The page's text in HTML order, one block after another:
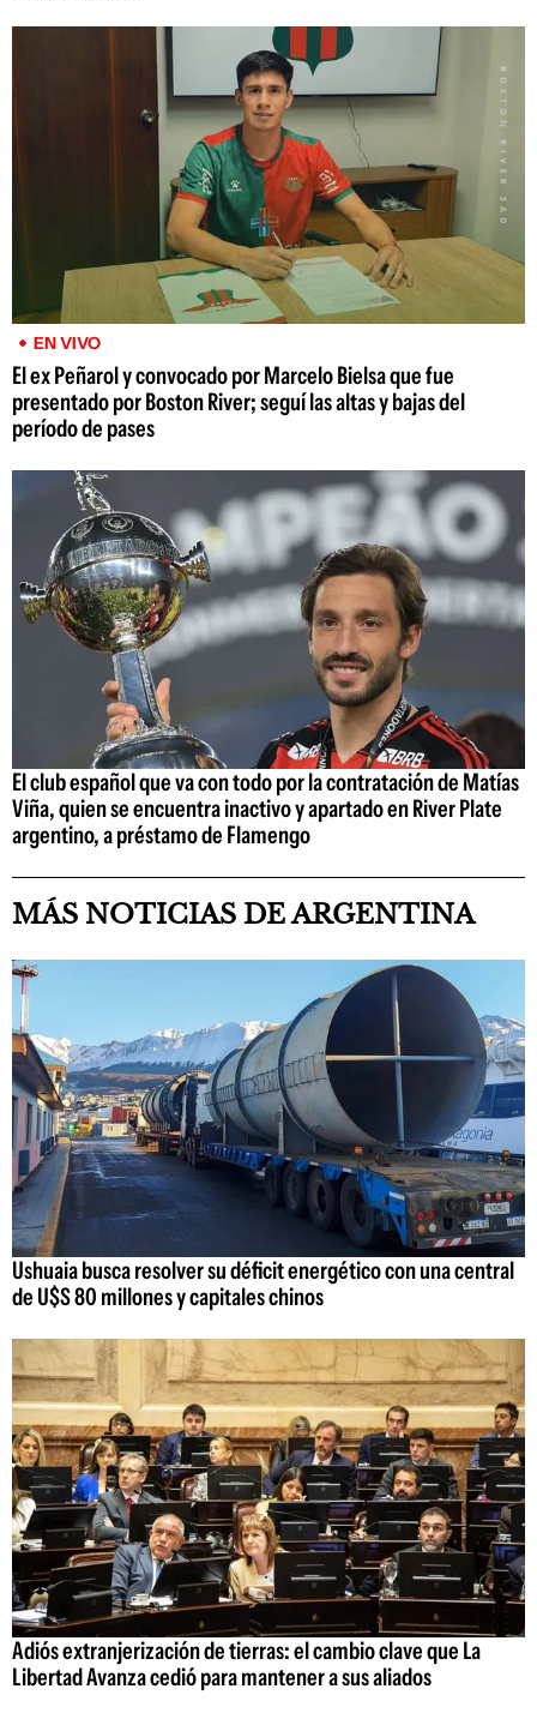
EN VIVO
El ex Peñarol y convocado por Marcelo Bielsa que fue
presentado por Boston River; seguí las altas y bajas del
período de pases
El club español que va con todo por la contratación de Matías
Viña, quien se encuentra inactivo y apartado en River Plate
argentino, a préstamo de Flamengo
MÁS NOTICIAS DE ARGENTINA
Ushuaia busca resolver su déficit energético con una central
de U$S 80 millones y capitales chinos
Adiós extranjerización de tierras: el cambio clave que La
Libertad Avanza cedió para mantener a sus aliados